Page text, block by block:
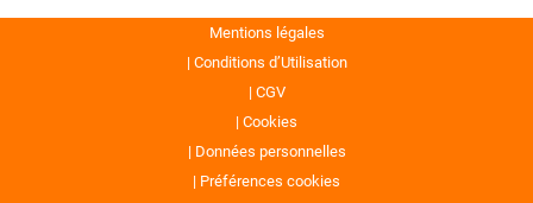
Mentions légales
Conditions d’Utilisation
CGV
Cookies
Données personnelles
Préférences cookies